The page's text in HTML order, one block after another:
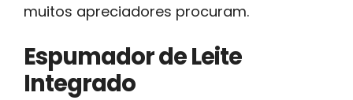
muitos apreciadores procuram.
Espumador de Leite
Integrado